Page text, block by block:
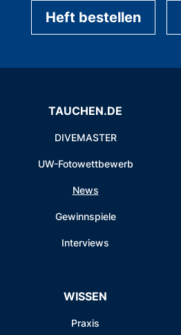
Heft bestellen
TAUCHEN.DE
DIVEMASTER
UW-Fotowettbewerb
News
Gewinnspiele
Interviews
WISSEN
Praxis